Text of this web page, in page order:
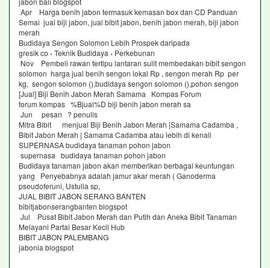
Apr Harga benih jabon termasuk kemasan box dan CD Panduan
Semai jual biji jabon, jual bibit jabon, benih jabon merah, biji jabon
merah
Budidaya Sengon Solomon Lebih Prospek daripada
gresik co › Teknik Budidaya › Perkebunan
Nov Pembeli rawan tertipu lantaran sulit membedakan bibit sengon
solomon harga jual benih sengon lokal Rp , sengon merah Rp per
kg, sengon solomon (),budidaya sengon solomon (),pohon sengon
[Jual] Biji Benih Jabon Merah Samama Kompas Forum
forum kompas %Bjual%D biji benih jabon merah sa
Jun pesan ? penulis
Mitra Bibit menjual Biji Benih Jabon Merah |Samama Cadamba ,
Bibit Jabon Merah | Samama Cadamba atau lebih di kenali
SUPERNASA budidaya tanaman pohon jabon
supernasa budidaya tanaman pohon jabon
Budidaya tanaman jabon akan memberikan berbagai keuntungan
yang Penyebabnya adalah jamur akar merah ( Ganoderma
pseudoferuni, Ustulia sp,
JUAL BIBIT JABON SERANG BANTEN
bibitjabonserangbanten blogspot
Jul Pusat Bibit Jabon Merah dan Putih dan Aneka Bibit Tanaman
Melayani Partai Besar Kecil Hub
BIBIT JABON PALEMBANG
jabonia blogspot